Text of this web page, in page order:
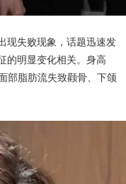
现失败现象，话题迅速发
的明显变化相关。身高
部脂肪流失致颧骨、下颌